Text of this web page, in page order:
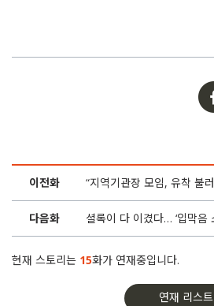
이전화
다음화
현재 스토리는 15화가 연재중입니다.
연재 리스트